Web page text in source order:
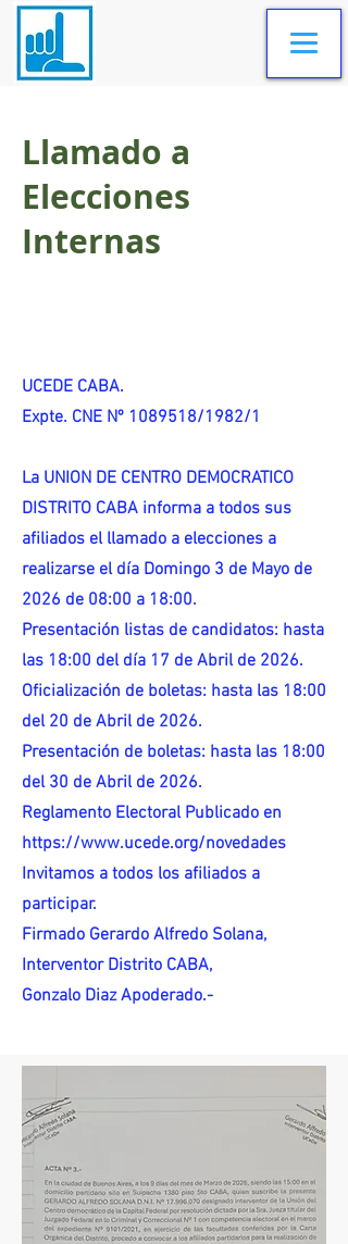
Llamado a
Elecciones
Internas
UCEDE CABA.
Expte. CNE Nº 1089518/1982/1
La UNION DE CENTRO DEMOCRATICO
DISTRITO CABA informa a todos sus
afiliados el llamado a elecciones a
realizarse el día Domingo 3 de Mayo de
2026 de 08:00 a 18:00.
Presentación listas de candidatos: hasta
las 18:00 del día 17 de Abril de 2026.
Oficialización de boletas: hasta las 18:00
del 20 de Abril de 2026.
Presentación de boletas: hasta las 18:00
del 30 de Abril de 2026.
Reglamento Electoral Publicado en
https://www.ucede.org/novedades
Invitamos a todos los afiliados a
participar.
Firmado Gerardo Alfredo Solana,
Interventor Distrito CABA,
Gonzalo Diaz Apoderado.-